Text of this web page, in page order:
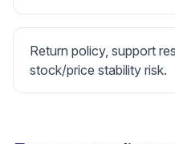
Return policy, support
stock/price stability risk.